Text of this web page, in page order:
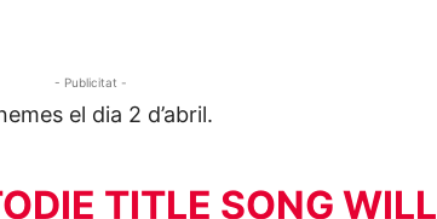
- Publicitat -
el dia 2 d’abril.
TITLE SONG WILL